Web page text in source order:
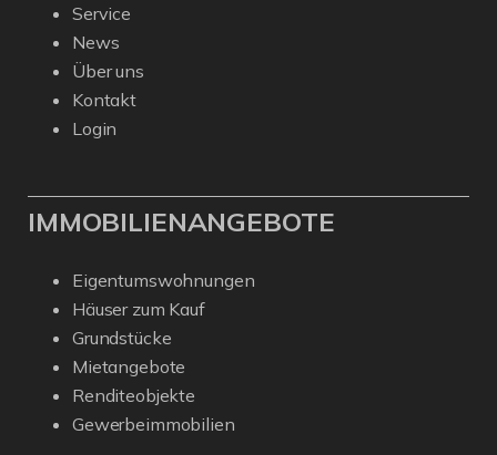
Service
News
Über uns
Kontakt
Login
IMMOBILIENANGEBOTE
Eigentumswohnungen
Häuser zum Kauf
Grundstücke
Mietangebote
Renditeobjekte
Gewerbeimmobilien